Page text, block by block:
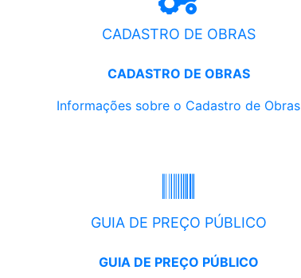
CADASTRO DE OBRAS
CADASTRO DE OBRAS
Informações sobre o Cadastro de Obras
GUIA DE PREÇO PÚBLICO
GUIA DE PREÇO PÚBLICO